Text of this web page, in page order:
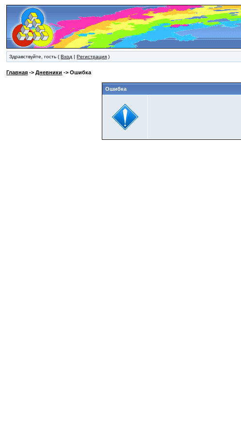
Здравствуйте, гость (Вход |Регистрация )
Главная ->Дневники -> Ошибка
Ошибка